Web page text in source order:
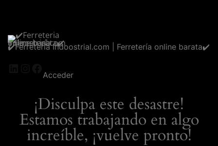
✔️Ferreteria Indoostrial.com | Ferretería online barata✔️
LinkedIn
Instagram
Facebook
Acceder
¡Disculpa este desastre!
Estamos trabajando en algo
increíble, ¡vuelve pronto!